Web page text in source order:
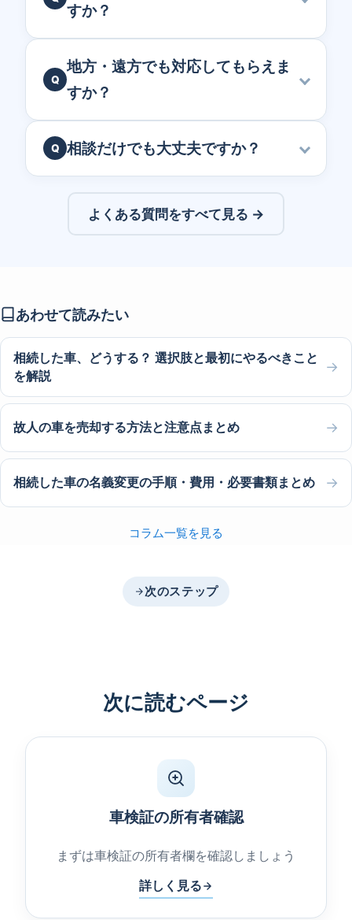
すか？
地方・遠方でも対応してもらえま
すか？
相談だけでも大丈夫ですか？
よくある質問をすべて見る →
あわせて読みたい
相続した車、どうする？ 選択肢と最初にやるべきこと
を解説
→
故人の車を売却する方法と注意点まとめ →
相続した車の名義変更の手順・費用・必要書類まとめ →
コラム一覧を見る
次のステップ
次に読むページ
車検証の所有者確認
まずは車検証の所有者欄を確認しましょう
詳しく見る